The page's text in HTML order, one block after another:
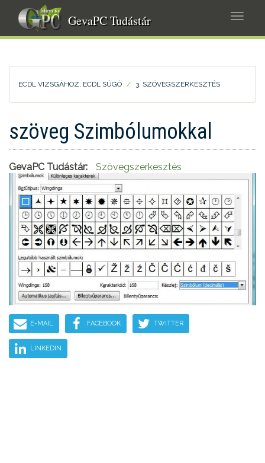
tartalomra
GevaPC Tudástár
ECDL VIZSGÁHOZ, ECDL SÚGÓ 3. SZÖVEGSZERKESZTÉS
szöveg Szimbólumokkal
GevaPC Tudástár: Szövegszerkesztés
E-MAIL FACEBOOK TWITTER
LINKEDIN